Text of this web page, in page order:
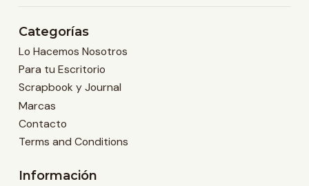
Categorías
Lo Hacemos Nosotros
Para tu Escritorio
Scrapbook y Journal
Marcas
Contacto
Terms and Conditions
Información